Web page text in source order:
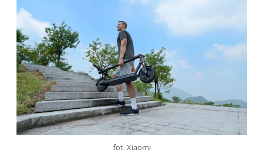
fot. Xiaomi